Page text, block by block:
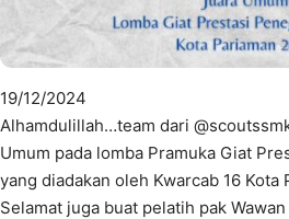
19/12/2024
Alhamdulillah…team dari
Umum pada lomba Pramuka Giat
yang diadakan oleh Kwarcab 16 Kota
Selamat juga buat pelatih pak